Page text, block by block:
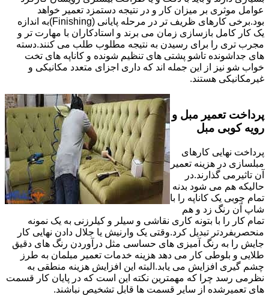
عوامل موثری بر میزان کار و در نتیجه دستمزد تعمیر خواهد
بود.برخی کارهای ظریف تر در مرحله پایانی (Finishing)به اندازه
یک کار کامل بازسازی زمان می برند و استادکاران با مهارت تر و
مجرب تری را برای رسیدن به نتیجه مطلوب طلب می کنند.دسته
های جداشونده تاشو پشتی های تنظیم شونده و کاناپه های تخت
خواب شو نیز از این جمله اند که داری اجزای متعدد مکانیکی و
غیرمکانیکی هستند.
پرداخت تعمیر مبل و
رویه کوبی مبل
پرداخت نهایی کارهای
مبلسازی در هزینه تعمیر
آن تاثیرمی گذارند.در
حالیکه هم می شود بدنه
تمام چوبی یک کاناپه را با
شاپ آن رنگ زد و هم
تمام کار را با بتونه کاری نقاشی و سیلر و کیلرزنی به یک نمونه
منحصربفردتر تبدیل کرد.وقتی یک وارنیش یا جلال دادن نهایی کار
جایش را به رنگ آمیزی های حساسی مثل درآوردن رنگ های دقیق
طلایی و بلوطی کار می دهد هزینه خدمات تعمیر مبلمان به طرز
چشم گیری افزایش می یابد.البته این افزایش هزینه منطقی به
نظرمی رسد چرا که مهمترین نکته این است که در پایان کار قسمت
های تعمیرشده از سایر قسمت ها قابل تشخیص نباشند.